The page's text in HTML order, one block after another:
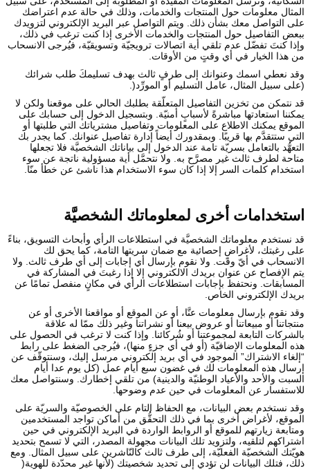
المثال معلومات حول المنتجات والخدمات، وذلك في حالة عدم اعتراضك
على التواصل معك بشأن ذلك. ويتم التواصل عبر البريد الإلكتروني لتزويدك
ببعض التفاصيل حول المنتجات والخدمات الأخرى إذا كنت ترغب في ذلك،
وإذا كنتَ تفضّل عدم تلقي أية اتصالات ترويجيّة وتسويقيّة، فيُرجى الانسحاب
من هذا الخيار في أي وقتٍ من الأوقات.
وقد نعطي اسمك وعنوانك إلى طرفٍ ثالث بهدف تسليمكَ طلب شرائك
(على سبيل المثال، عامل التسليم أو المورِّد(.
قد نتمكن من تخزين التفاصيل المتعلّقة بطلبك الحالي على موقعنا ولكن لا
يمكننا استعادتها مباشرةً لأسبابٍ أمنيّة. وبتسجيل الدخول إلى حسابك على
الموقع يمكنك الاطلاع على المعلومات وتفاصيل مشترياتك التي طلبتها أو
التي ستتقدَّم بها قريبًا. وبمقدورك أيضاً إدارة تفاصيل عنوانك. كما يجدر بك
التعهُّد بالتعامل بسريّة تامة عند الدخول إلى بياناتك الشخصيَّة فلا تجعلها
متاحة لطرف ثالث غير مصرَّح به. ولا نتحمَّل أية مسؤولية ناتجة عن سوء
استخدام كلمات السر إلا إذا كان سوء الاستخدام هذا ناشئ عن خطأ منّا.
استخدامات أخرى لمعلوماتك الشخصيَّة
قد نستخدم معلوماتك الشخصيَّة في استطلاعات الرأي وأبحاث التسويق، بناءً
على رغبتك، لأغراضٍ إحصائية مع ضمان سريتها التامة، كما يحق لك
الانسحاب في أيّ وقت. ولا نقوم بإرسال أي إجابات إلى أي طرف ثالث. ولا
يتم الإفصاح عن عنوان بريدك الالكتروني إلا إذا رغبتَ في المشاركة في
المسابقات. ونحتفظ بإجابات استطلاعات الرأي في مكانٍ منفصل تمامًا عن
بريدك الإلكتروني الخاص.
وقد نقوم بإرسال معلومات عنَّا، أو عن الموقع أو مواقعنا الأخرى أو عن
منتجاتنا أو مبيعاتنا أو عروض بيعنا أو نشراتنا وغير ذلك ممّا له علاقة
بالشركات التابعة لمجموعتنا أو شُركائنا. وإذا كنت لا ترغب في الحصول على
هذه المعلومات الإضافيّة (أو في أي جزءٍ منها)، فيُرجى الضغط على رابط
“إلغاء الاشتراك” الموجود في أي بريد إلكتروني مرسل إليك، وسنتوقّف عن
إرسال هذه المعلومات لك في غضون سبع أيام عمل (كل يوم عدا أيام
السبت والأحد والأعياد الوطنيّة والدينية) من تلقي إخطارك. وسنتواصل معك
للاستفسار عن المعلومات في حين عدم وضوحها.
وقد نستخدم بعض البيانات، مع الحفاظ التام على الخصوصيّة والسريّة على
الموقع، لأغراض أخرى بما في ذلك التحقُّق من أماكن تواجد المستخدمين
ومتابعة زيارتهم للموقع أو الروابط الواردة في البريد الإلكتروني في حين
اشتراكهم لتلقيه، ولتزويد تلك البيانات مجهولة المصدر، التي لا تسمح بتحديد
هويّتك الشخصيّة الفعليّة، إلى طرف ثالث كالنّاشرين على سبيل المثال. ومع
ذلك، فتلك البيانات لن تؤدي إلى تحديد شخصيتك (لأنها غير محدّدة للهوية(